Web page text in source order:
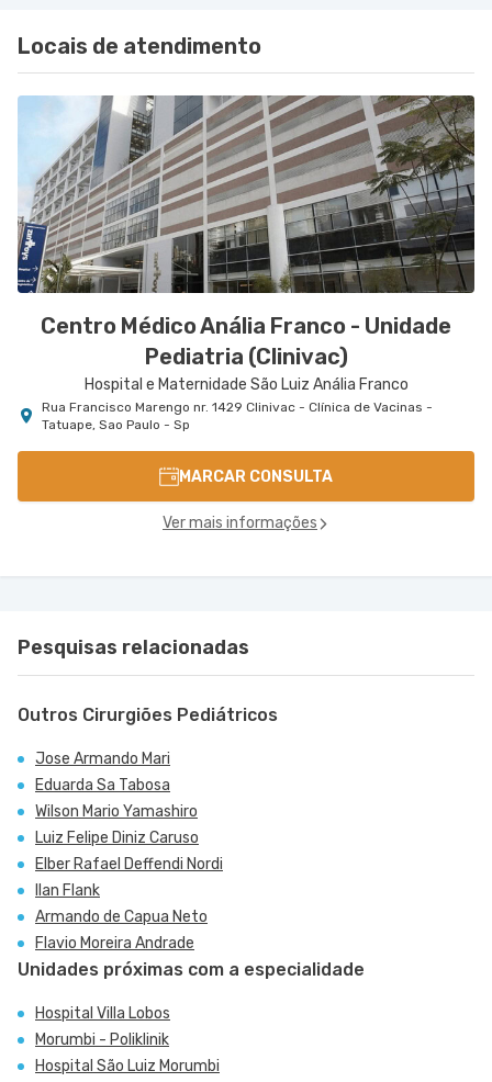
Locais de atendimento
Centro Médico Anália Franco - Unidade
Pediatria (Clinivac)
Hospital e Maternidade São Luiz Anália Franco
Rua Francisco Marengo nr. 1429 Clinivac - Clínica de Vacinas -
Tatuape, Sao Paulo - Sp
MARCAR CONSULTA
Ver mais informações
Pesquisas relacionadas
Outros Cirurgiões Pediátricos
Jose Armando Mari
Eduarda Sa Tabosa
Wilson Mario Yamashiro
Luiz Felipe Diniz Caruso
Elber Rafael Deffendi Nordi
Ilan Flank
Armando de Capua Neto
Flavio Moreira Andrade
Unidades próximas com a especialidade
Hospital Villa Lobos
Morumbi - Poliklinik
Hospital São Luiz Morumbi